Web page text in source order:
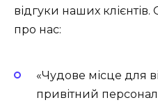
відгуки наших
про нас:
«Чудове місце для
привітний